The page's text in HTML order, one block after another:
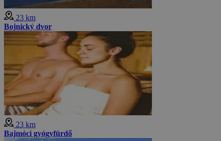
23 km
Bojnický dvor
23 km
Bajmóci gyógyfürdő